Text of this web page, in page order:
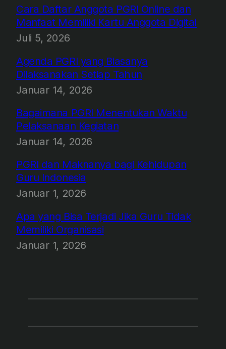
Cara Daftar Anggota PGRI Online dan
Manfaat Memiliki Kartu Anggota Digital
Juli 5, 2026
Agenda PGRI yang Biasanya
Dilaksanakan Setiap Tahun
Januar 14, 2026
Bagaimana PGRI Menentukan Waktu
Pelaksanaan Kegiatan
Januar 14, 2026
PGRI dan Maknanya bagi Kehidupan
Guru Indonesia
Januar 1, 2026
Apa yang Bisa Terjadi Jika Guru Tidak
Memiliki Organisasi
Januar 1, 2026